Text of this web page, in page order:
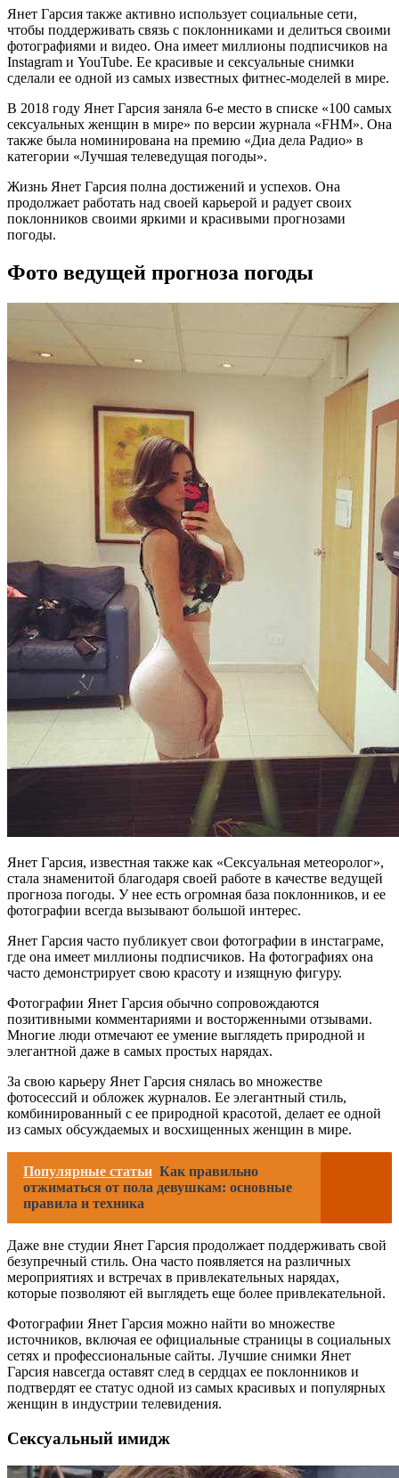
Янет Гарсия также активно использует социальные сети,
чтобы поддерживать связь с поклонниками и делиться своими
фотографиями и видео. Она имеет миллионы подписчиков на
Instagram и YouTube. Ее красивые и сексуальные снимки
сделали ее одной из самых известных фитнес-моделей в мире.
В 2018 году Янет Гарсия заняла 6-е место в списке «100 самых
сексуальных женщин в мире» по версии журнала «FHM». Она
также была номинирована на премию «Диа дела Радио» в
категории «Лучшая телеведущая погоды».
Жизнь Янет Гарсия полна достижений и успехов. Она
продолжает работать над своей карьерой и радует своих
поклонников своими яркими и красивыми прогнозами
погоды.
Фото ведущей прогноза погоды
Янет Гарсия, известная также как «Сексуальная метеоролог»,
стала знаменитой благодаря своей работе в качестве ведущей
прогноза погоды. У нее есть огромная база поклонников, и ее
фотографии всегда вызывают большой интерес.
Янет Гарсия часто публикует свои фотографии в инстаграме,
где она имеет миллионы подписчиков. На фотографиях она
часто демонстрирует свою красоту и изящную фигуру.
Фотографии Янет Гарсия обычно сопровождаются
позитивными комментариями и восторженными отзывами.
Многие люди отмечают ее умение выглядеть природной и
элегантной даже в самых простых нарядах.
За свою карьеру Янет Гарсия снялась во множестве
фотосессий и обложек журналов. Ее элегантный стиль,
комбинированный с ее природной красотой, делает ее одной
из самых обсуждаемых и восхищенных женщин в мире.
Популярные статьи Как правильно
отжиматься от пола девушкам: основные
правила и техника
Даже вне студии Янет Гарсия продолжает поддерживать свой
безупречный стиль. Она часто появляется на различных
мероприятиях и встречах в привлекательных нарядах,
которые позволяют ей выглядеть еще более привлекательной.
Фотографии Янет Гарсия можно найти во множестве
источников, включая ее официальные страницы в социальных
сетях и профессиональные сайты. Лучшие снимки Янет
Гарсия навсегда оставят след в сердцах ее поклонников и
подтвердят ее статус одной из самых красивых и популярных
женщин в индустрии телевидения.
Сексуальный имидж